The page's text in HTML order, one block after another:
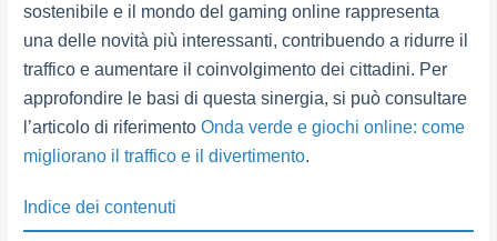
sostenibile e il mondo del gaming online rappresenta
una delle novità più interessanti, contribuendo a ridurre il
traffico e aumentare il coinvolgimento dei cittadini. Per
approfondire le basi di questa sinergia, si può consultare
l’articolo di riferimentoOnda verde e giochi online: come
migliorano il traffico e il divertimento.
Indice dei contenuti